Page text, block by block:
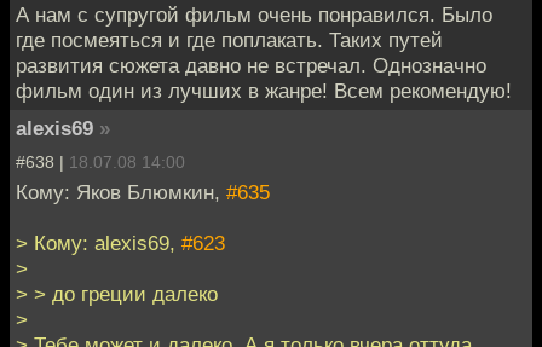
А нам с супругой фильм очень понравился. Было
где посмеяться и где поплакать. Таких путей
развития сюжета давно не встречал. Однозначно
фильм один из лучших в жанре! Всем рекомендую!
alexis69 »
#638 | 18.07.08 14:00
Кому: Яков Блюмкин, #635
> Кому: alexis69, #623
>
> > до греции далеко
>